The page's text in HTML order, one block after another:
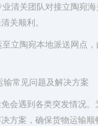
清关团队对接立陶宛
关顺利。
立陶宛本地派送网点
常见问题及解决方案
会遇到各类突发情况
方案，确保货物运输顺